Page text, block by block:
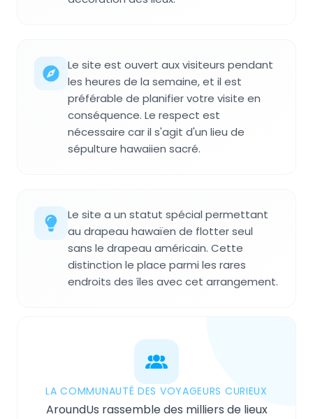
Le site est ouvert aux visiteurs pendant
les heures de la semaine, et il est
préférable de planifier votre visite en
conséquence. Le respect est
nécessaire car il s'agit d'un lieu de
sépulture hawaiien sacré.
Le site a un statut spécial permettant
au drapeau hawaïen de flotter seul
sans le drapeau américain. Cette
distinction le place parmi les rares
endroits des îles avec cet arrangement.
LA COMMUNAUTÉ DES VOYAGEURS CURIEUX
AroundUs rassemble des milliers de lieux